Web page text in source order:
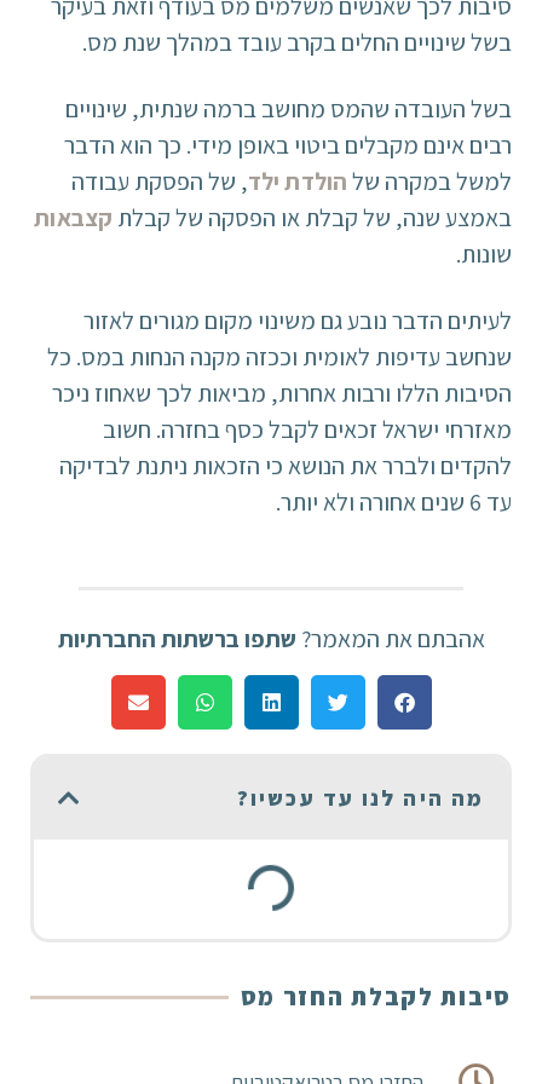
בשל שינויים החלים בקרב עובד במהלך שנת מס.
בשל העובדה שהמס מחושב ברמה שנתית, שינויים
רבים אינם מקבלים ביטוי באופן מידי. כך הוא הדבר
למשל במקרה שלהולדת ילד, של הפסקת עבודה
באמצע שנה, של קבלת או הפסקה של קבלת קצבאות
שונות.
לעיתים הדבר נובע גם משינוי מקום מגורים לאזור
שנחשב עדיפות לאומית וככזה מקנה הנחות במס. כל
הסיבות הללו ורבות אחרות, מביאות לכך שאחוז ניכר
מאזרחי ישראל זכאים לקבל כסף בחזרה. חשוב
להקדים ולברר את הנושא כי הזכאות ניתנת לבדיקה
עד 6 שנים אחורה ולא יותר.
אהבתם את המאמר? שתפו ברשתות החברתיות
מה היה לנו עד עכשיו?
סיבות לקבלת החזר מס